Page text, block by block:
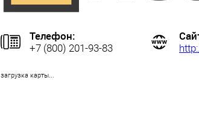
Телефон:
+7 (800) 201-93-83
загрузка карты...